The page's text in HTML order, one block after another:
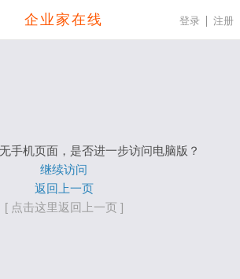
企业家在线 登录 注册
手机页面，是否进一步访问电脑版？
继续访问
返回上一页
[ 点击这里返回上一页 ]